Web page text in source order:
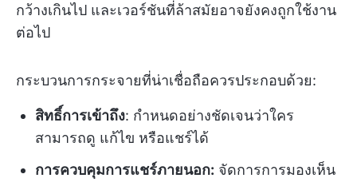
กว้างเกินไป และเวอร์ชันที่ล้าสมัยอาจยังคงถูกใช้งาน
ต่อไป
กระบวนการกระจายที่น่าเชื่อถือควรประกอบด้วย:
สิทธิ์การเข้าถึง: กำหนดอย่างชัดเจนว่าใคร
สามารถดู แก้ไข หรือแชร์ได้
การควบคุมการแชร์ภายนอก: จัดการการมองเห็น